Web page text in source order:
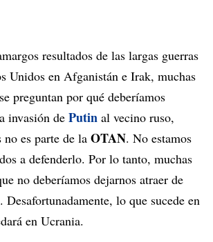
resultados de las largas guerras
Unidos en Afganistán e Irak, muchas
preguntan por qué deberíamos
invasión de Putin al vecino ruso,
no es parte de la OTAN. No estamos
a defenderlo. Por lo tanto, muchas
no deberíamos dejarnos atraer de
Desafortunadamente, lo que sucede en
en Ucrania.